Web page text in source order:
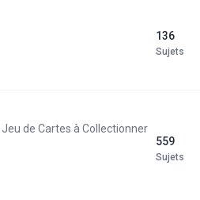
136
Sujets
de Cartes à Collectionner
559
Sujets